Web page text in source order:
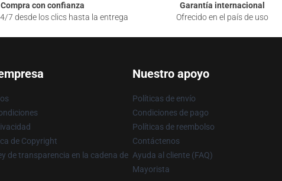
Compra con confianza
7 desde los clics hasta la entrega
Garantía internacional
Ofrecido en el país de uso
de Copyright
de transparencia en la cadena de
Nuestro apoyo
Políticas de envío
Condiciones de pago
Políticas de reembolso
Contáctenos
Ayuda al cliente (FAQ)
Mayorista